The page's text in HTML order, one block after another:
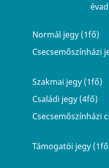
Normál jegy (1fő)
Csecsemőszínházi
Szakmai jegy (1fő)
Családi jegy (4fő)
Csecsemőszínházi
Támogatói jegy